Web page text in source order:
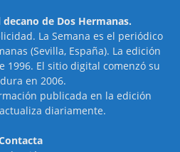
de Dos Hermanas.
La Semana es el periódico
(Sevilla, España). La edición
1996. El sitio digital comenzó su
en 2006.
publicada en la edición
diariamente.